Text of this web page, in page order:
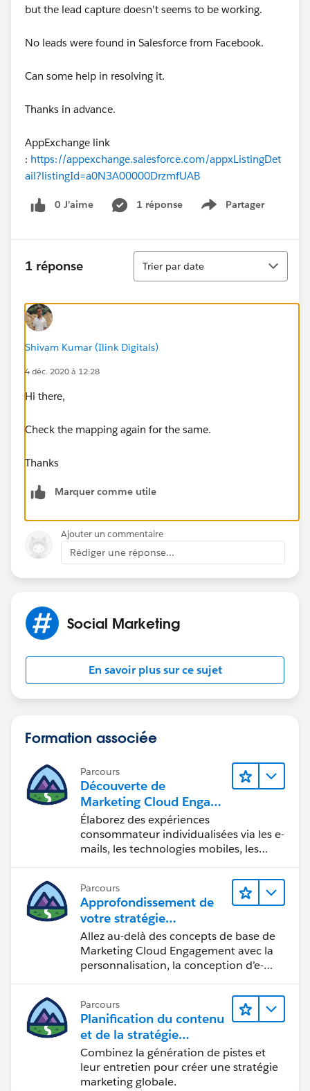
but the lead capture doesn't seems to be working.
No leads were found in Salesforce from Facebook.
Can some help in resolving it.
Thanks in advance.
AppExchange link
: https://appexchange.salesforce.com/appxListingDet
ail?listingId=a0N3A00000DrzmfUAB
0 J’aime 1 réponse Partager
Show menu
1 réponse
Tri
Trier par date
Shivam Kumar (Ilink Digitals)
4 déc. 2020 à 12:28
Hi there,
Check the mapping again for the same.
Thanks
Marquer comme utile
Ajouter un commentaire
Rédiger une réponse...
Social Marketing
En savoir plus sur ce sujet
Formation associée
Parcours
Découverte de
Marketing Cloud Engage
ment
Élaborez des expériences
consommateur individualisées via les e-
mails, les technologies mobiles, les
avec Marketing Cloud Engagement.
Parcours
Approfondissement de
votre stratégie
marketing
Allez au-delà des concepts de base de
Marketing Cloud Engagement avec la
personnalisation, la conception d’e-
Parcours
Planification du contenu
et de la stratégie
marketing avec
Marketing Cloud
Account Engagement
Combinez la génération de pistes et
leur entretien pour créer une stratégie
marketing globale.